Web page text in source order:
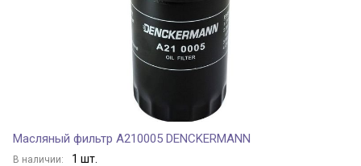
Масляный фильтр A210005 DENCKERMANN
В наличии: 1 шт.